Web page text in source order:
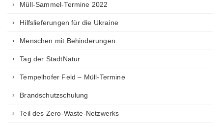
Müll-Sammel-Termine 2022
Hilfslieferungen für die Ukraine
Menschen mit Behinderungen
Tag der StadtNatur
Tempelhofer Feld – Müll-Termine
Brandschutzschulung
Teil des Zero-Waste-Netzwerks